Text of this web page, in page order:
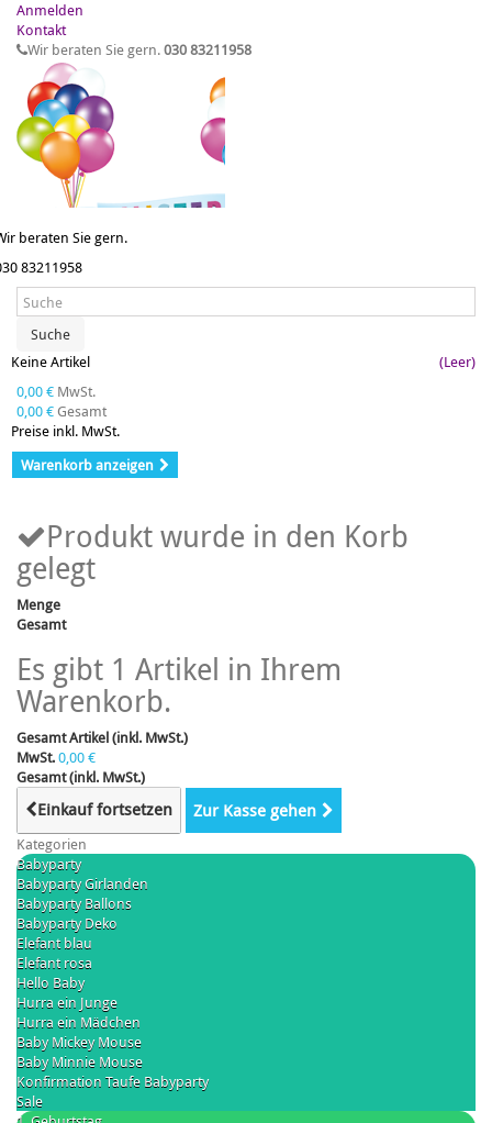
Anmelden
Kontakt
Wir beraten Sie gern.030 83211958
beraten Sie gern.
83211958
Suche
(Leer)
Keine Artikel
0,00 € MwSt.
0,00 €Gesamt
Preise inkl. MwSt.
Warenkorb anzeigen
Produkt wurde in den Korb
gelegt
Menge
Gesamt
Es gibt 1 Artikel in Ihrem
Warenkorb.
Gesamt Artikel (inkl. MwSt.)
MwSt.0,00 €
Gesamt (inkl. MwSt.)
Einkauf fortsetzen Zur Kasse gehen
Kategorien
Babyparty
Babyparty Girlanden
Babyparty Ballons
Babyparty Deko
Elefant blau
Elefant rosa
Hello Baby
Hurra ein Junge
Hurra ein Mädchen
Baby Mickey Mouse
Baby Minnie Mouse
Konfirmation Taufe Babyparty
Sale